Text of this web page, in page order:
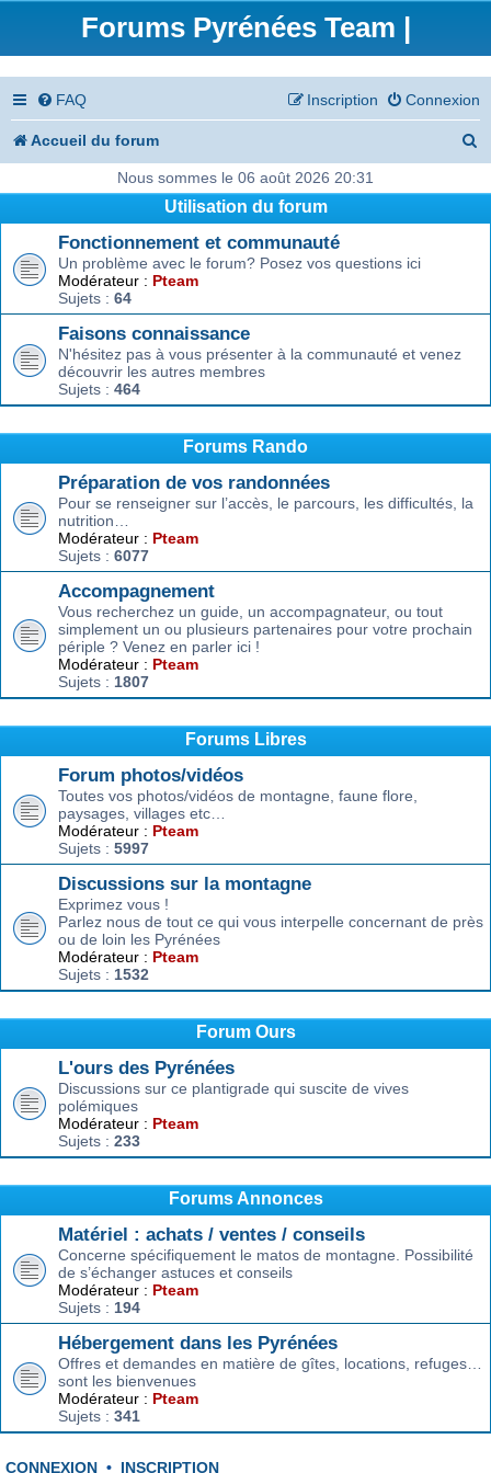
Forums Pyrénées Team |
FAQ Connexion
Inscription
Accueil du forum
e
Nous sommes le 06 août 2026 20:31
Utilisation du forum
Fonctionnement et communauté
Un problème avec le forum? Posez vos questions ici
Modérateur : Pteam
Sujets : 64
Faisons connaissance
N'hésitez pas à vous présenter à la communauté et venez
découvrir les autres membres
Sujets : 464
Forums Rando
Préparation de vos randonnées
Pour se renseigner sur l’accès, le parcours, les difficultés, la
nutrition…
Modérateur : Pteam
Sujets : 6077
Accompagnement
Vous recherchez un guide, un accompagnateur, ou tout
simplement un ou plusieurs partenaires pour votre prochain
périple ? Venez en parler ici !
Modérateur : Pteam
Sujets : 1807
Forums Libres
Forum photos/vidéos
Toutes vos photos/vidéos de montagne, faune flore,
paysages, villages etc…
Modérateur : Pteam
Sujets : 5997
Discussions sur la montagne
Exprimez vous !
Parlez nous de tout ce qui vous interpelle concernant de près
ou de loin les Pyrénées
Modérateur : Pteam
Sujets : 1532
Forum Ours
L'ours des Pyrénées
Discussions sur ce plantigrade qui suscite de vives
polémiques
Modérateur : Pteam
Sujets : 233
Forums Annonces
Matériel : achats / ventes / conseils
Concerne spécifiquement le matos de montagne. Possibilité
de s’échanger astuces et conseils
Modérateur : Pteam
Sujets : 194
Hébergement dans les Pyrénées
Offres et demandes en matière de gîtes, locations, refuges…
sont les bienvenues
Modérateur : Pteam
Sujets : 341
CONNEXION • INSCRIPTION